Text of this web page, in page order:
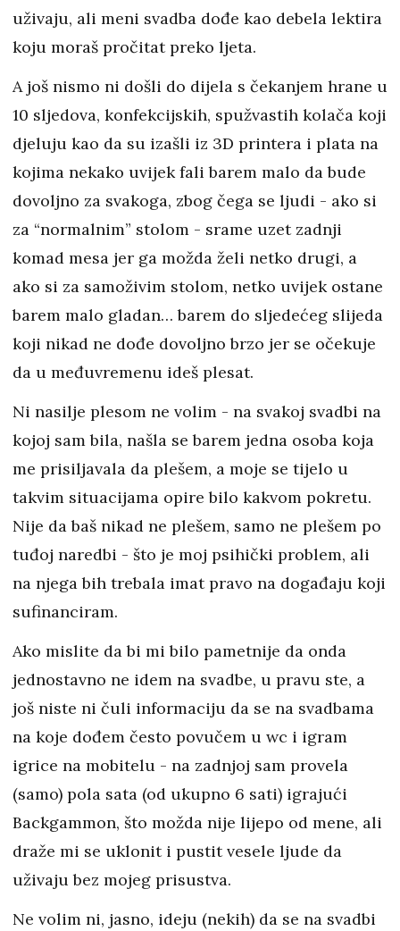
uživaju, ali meni svadba dođe kao debela lektira
koju moraš pročitat preko ljeta.
A još nismo ni došli do dijela s čekanjem hrane u
10 sljedova, konfekcijskih, spužvastih kolača koji
djeluju kao da su izašli iz 3D printera i plata na
kojima nekako uvijek fali barem malo da bude
dovoljno za svakoga, zbog čega se ljudi - ako si
za “normalnim” stolom - srame uzet zadnji
komad mesa jer ga možda želi netko drugi, a
ako si za samoživim stolom, netko uvijek ostane
barem malo gladan… barem do sljedećeg slijeda
koji nikad ne dođe dovoljno brzo jer se očekuje
da u međuvremenu ideš plesat.
Ni nasilje plesom ne volim - na svakoj svadbi na
kojoj sam bila, našla se barem jedna osoba koja
me prisiljavala da plešem, a moje se tijelo u
takvim situacijama opire bilo kakvom pokretu.
Nije da baš nikad ne plešem, samo ne plešem po
tuđoj naredbi - što je moj psihički problem, ali
na njega bih trebala imat pravo na događaju koji
sufinanciram.
Ako mislite da bi mi bilo pametnije da onda
jednostavno ne idem na svadbe, u pravu ste, a
još niste ni čuli informaciju da se na svadbama
na koje dođem često povučem u wc i igram
igrice na mobitelu - na zadnjoj sam provela
(samo) pola sata (od ukupno 6 sati) igrajući
Backgammon, što možda nije lijepo od mene, ali
draže mi se uklonit i pustit vesele ljude da
uživaju bez mojeg prisustva.
Ne volim ni, jasno, ideju (nekih) da se na svadbi